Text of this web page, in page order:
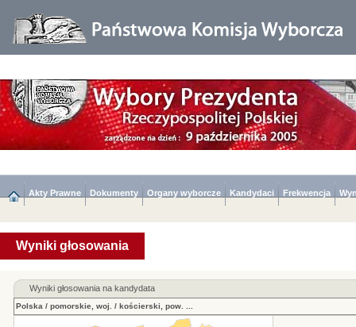
Akty Prawne Dokumenty Organy wyborcze Kandydaci Frekwencja
Wyniki głosowania
Wyniki głosowania na kandydata
Polska / pomorskie, woj. / kościerski, pow.